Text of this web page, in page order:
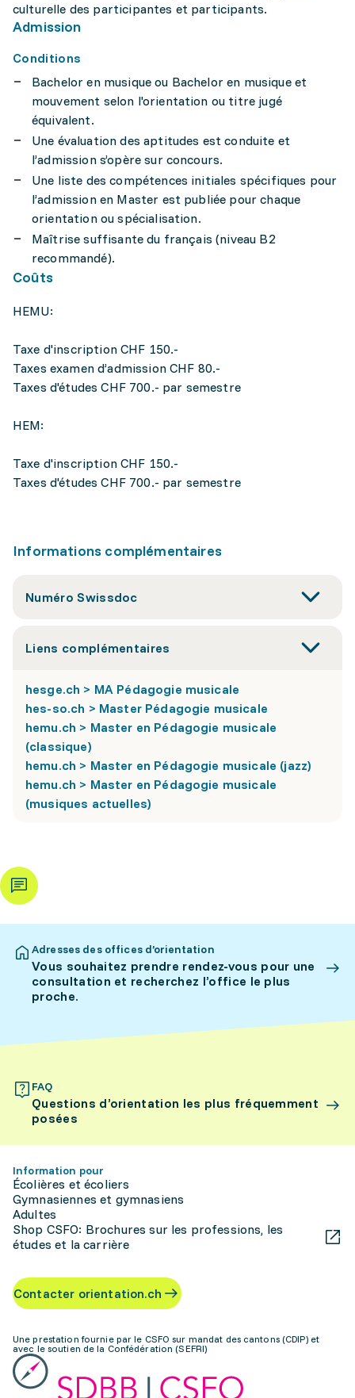
culturelle des participantes et participants.
Admission
Conditions
Bachelor en musique ou Bachelor en musique et
mouvement selon l'orientation ou titre jugé
équivalent.
Une évaluation des aptitudes est conduite et
l’admission s’opère sur concours.
Une liste des compétences initiales spécifiques pour
l’admission en Master est publiée pour chaque
orientation ou spécialisation.
Maîtrise suffisante du français (niveau B2
recommandé).
Coûts
HEMU:
Taxe d'inscription CHF 150.-
Taxes examen d’admission CHF 80.-
Taxes d'études CHF 700.- par semestre
HEM:
Taxe d'inscription CHF 150.-
Taxes d'études CHF 700.- par semestre
Informations complémentaires
Numéro Swissdoc
Liens complémentaires
hesge.ch > MA Pédagogie musicale
hes-so.ch > Master Pédagogie musicale
hemu.ch > Master en Pédagogie musicale
(classique)
hemu.ch > Master en Pédagogie musicale (jazz)
hemu.ch > Master en Pédagogie musicale
(musiques actuelles)
Adresses des offices d’orientation
Vous souhaitez prendre rendez-vous pour une
consultation et recherchez l’office le plus
proche.
FAQ
Questions d’orientation les plus fréquemment
posées
Information pour
Écolières et écoliers
Gymnasiennes et gymnasiens
Adultes
Shop CSFO: Brochures sur les professions, les
études et la carrière
Contacter orientation.ch
Une prestation fournie par le CSFO sur mandat des cantons (CDIP) et
avec le soutien de la Confédération (SEFRI)